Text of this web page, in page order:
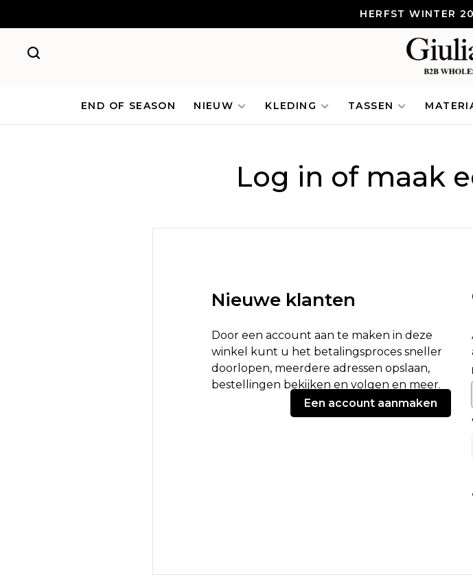
HERFST WINTER
END OF SEASON NIEUW KLEDING TASSEN
Log in of maak
Nieuwe klanten
Door een account aan te maken in deze
winkel kunt u het betalingsproces sneller
doorlopen, meerdere adressen opslaan,
bestellingen bekijken en volgen en meer.
Een account aanmaken